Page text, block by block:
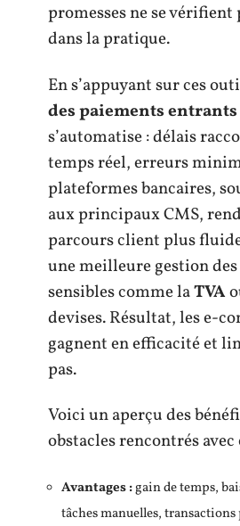
promesses ne se vérifient
dans la pratique.
En s’appuyant sur ces
des paiements
s’automatise : délais
temps réel, erreurs
plateformes bancaires,
aux principaux CMS,
parcours client plus
une meilleure gestion
sensibles comme laTVA
devises. Résultat, les e-
gagnent en efficacité et
pas.
Voici un aperçu des
obstacles rencontrés
Avantages :gain de temps,
tâches manuelles, transactions